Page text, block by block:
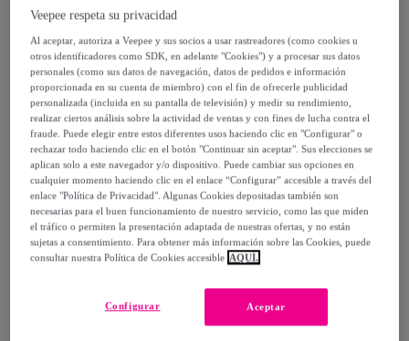
liquido vendas frias 500
Modelo: liquido vendas frias 500
17,99 €
63, 00 €
-71%
Vendido porPostquam Cosmetic
Veepee respeta su privacidad
Al aceptar, autoriza a Veepee y sus socios a usar rastreadores (como cookies u
otros identificadores como SDK, en adelante "Cookies") y a procesar sus datos
personales (como sus datos de navegación, datos de pedidos e información
proporcionada en su cuenta de miembro) con el fin de ofrecerle publicidad
personalizada (incluida en su pantalla de televisión) y medir su rendimiento,
realizar ciertos análisis sobre la actividad de ventas y con fines de lucha contra el
fraude. Puede elegir entre estos diferentes usos haciendo clic en "Configurar" o
rechazar todo haciendo clic en el botón "Continuar sin aceptar". Sus elecciones se
aplican solo a este navegador y/o dispositivo. Puede cambiar sus opciones en
cualquier momento haciendo clic en el enlace “Configurar” accesible a través del
enlace "Política de Privacidad". Algunas Cookies depositadas también son
necesarias para el buen funcionamiento de nuestro servicio, como las que miden
el tráfico o permiten la presentación adaptada de nuestras ofertas, y no están
sujetas a consentimiento. Para obtener más información sobre las Cookies, puede
consultar nuestra Política de Cookies accesible AQUÍ.
Aceptar
Configurar